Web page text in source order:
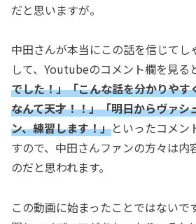
だと思いますが。
中田さんが本当にこの話を信じてし
して、Youtubeのコメント欄を見る
でした！」「こんな話を分かりやす
なんて天才！！」「明日からヴァシ
ン、練習します！」といったコメン
すので、中田さんファンの方々は内
のだと思われます。
この動画に始まったことではないで